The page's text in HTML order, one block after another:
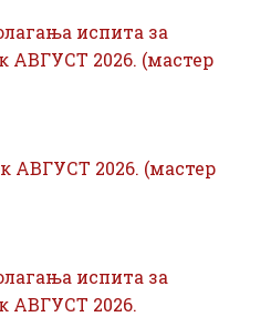
испита за
АВГУСТ 2026. (мастер
АВГУСТ 2026. (мастер
испита за
АВГУСТ 2026.